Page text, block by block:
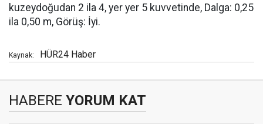
kuzeydoğudan 2 ila 4, yer yer 5 kuvvetinde, Dalga: 0,25
ila 0,50 m, Görüş: İyi.
Kaynak: HÜR24 Haber
HABERE YORUM KAT